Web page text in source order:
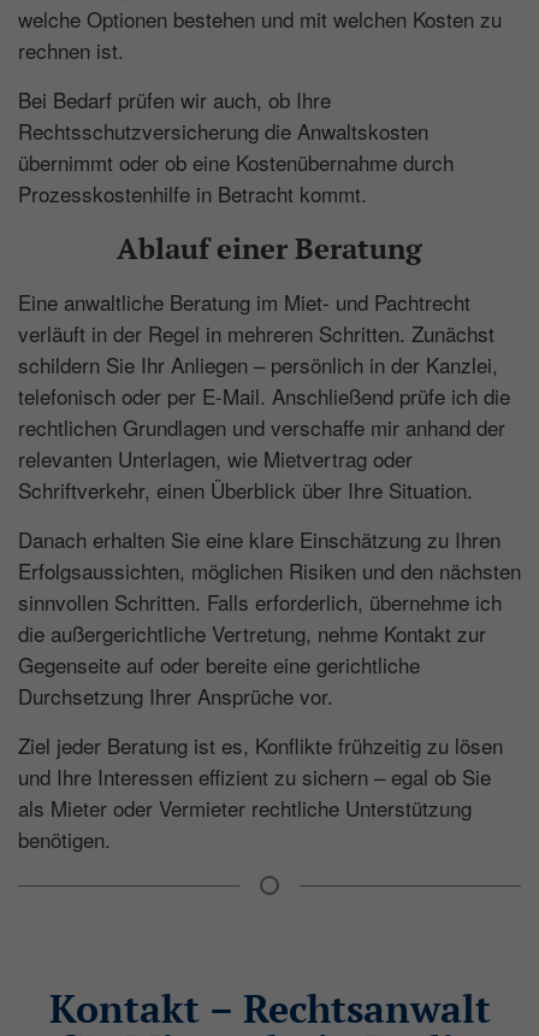
welche Optionen bestehen und mit welchen Kosten zu
rechnen ist.
Bei Bedarf prüfen wir auch, ob Ihre
Rechtsschutzversicherung die Anwaltskosten
übernimmt oder ob eine Kostenübernahme durch
Prozesskostenhilfe in Betracht kommt.
Ablauf einer Beratung
Eine anwaltliche Beratung im Miet- und Pachtrecht
verläuft in der Regel in mehreren Schritten. Zunächst
schildern Sie Ihr Anliegen – persönlich in der Kanzlei,
telefonisch oder per E-Mail. Anschließend prüfe ich die
rechtlichen Grundlagen und verschaffe mir anhand der
relevanten Unterlagen, wie Mietvertrag oder
Schriftverkehr, einen Überblick über Ihre Situation.
Danach erhalten Sie eine klare Einschätzung zu Ihren
Erfolgsaussichten, möglichen Risiken und den nächsten
sinnvollen Schritten. Falls erforderlich, übernehme ich
die außergerichtliche Vertretung, nehme Kontakt zur
Gegenseite auf oder bereite eine gerichtliche
Durchsetzung Ihrer Ansprüche vor.
Ziel jeder Beratung ist es, Konflikte frühzeitig zu lösen
und Ihre Interessen effizient zu sichern – egal ob Sie
als Mieter oder Vermieter rechtliche Unterstützung
benötigen.
Kontakt – Rechtsanwalt
Seitenaufrufe einem Besucher zugeordnet
werden.
Anbieter: Google
Datenschutzerklärung
Wird verwendet um die Anforderungsrate
Laufzeit: 90 Tage
Anbieter: Google
Datenschutzerklärung
consentMode(Google Tag Manager)
Speichert Einstellungen zur Einwilligung in
Speicher des Browsers (Local Storage).
Laufzeit: unbegrenzt
Anbieter: Google
Datenschutzerklärung